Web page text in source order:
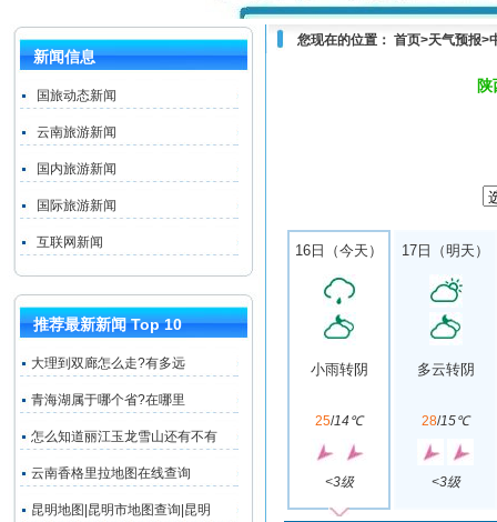
新闻信息
国旅动态新闻
云南旅游新闻
国内旅游新闻
国际旅游新闻
互联网新闻
推荐最新新闻 Top 10
大理到双廊怎么走?有多远
青海湖属于哪个省?在哪里
怎么知道丽江玉龙雪山还有不有
云南香格里拉地图在线查询
昆明地图|昆明市地图查询|昆明
您现在的位置： 首页>天气预报>
16日（今天）
小雨转阴
25/14℃
<3级
17日（明天）
多云转阴
28/15℃
<3级